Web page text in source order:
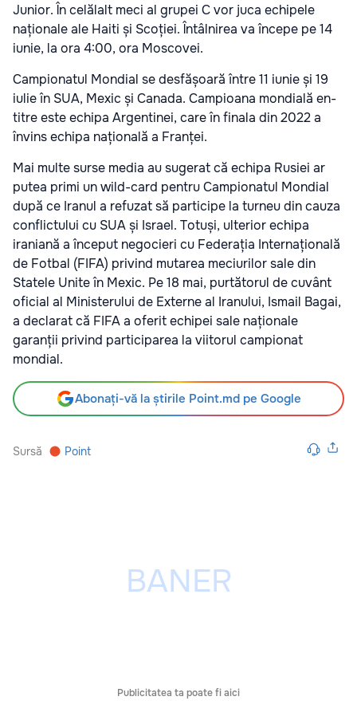
Junior. În celălalt meci al grupei C vor juca echipele
naționale ale Haiti și Scoției. Întâlnirea va începe pe 14
iunie, la ora 4:00, ora Moscovei.
Campionatul Mondial se desfășoară între 11 iunie și 19
iulie în SUA, Mexic și Canada. Campioana mondială en-
titre este echipa Argentinei, care în finala din 2022 a
învins echipa națională a Franței.
Mai multe surse media au sugerat că echipa Rusiei ar
putea primi un wild-card pentru Campionatul Mondial
după ce Iranul a refuzat să participe la turneu din cauza
conflictului cu SUA și Israel. Totuși, ulterior echipa
iraniană a început negocieri cu Federația Internațională
de Fotbal (FIFA) privind mutarea meciurilor sale din
Statele Unite în Mexic. Pe 18 mai, purtătorul de cuvânt
oficial al Ministerului de Externe al Iranului, Ismail Bagai,
a declarat că FIFA a oferit echipei sale naționale
garanții privind participarea la viitorul campionat
mondial.
Abonați-vă la știrile Point.md pe Google
Sursă Point
Publicitatea ta poate fi aici